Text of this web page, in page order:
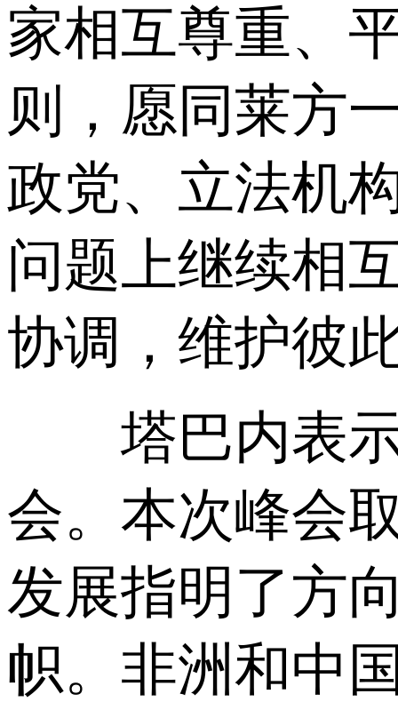
家相互尊重、
则，愿同莱方
政党、立法机
问题上继续相
协调，维护彼
塔巴内表示
会。本次峰会
发展指明了方
帜。非洲和中